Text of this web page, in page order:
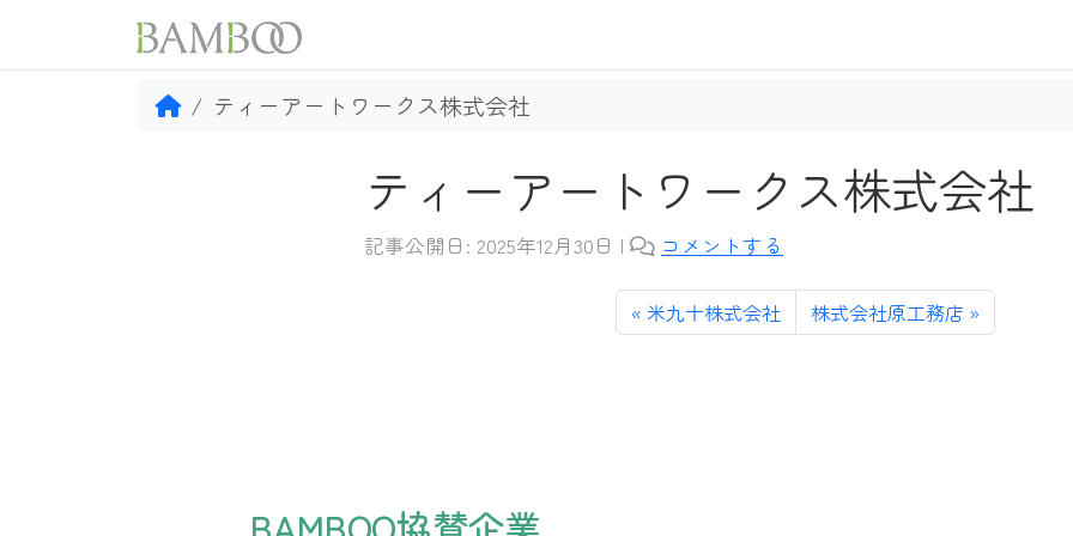
ティーアートワークス株式会社
ティーアートワークス株式会社
記事公開日: 2025年12月30日 | コメントする
米九十株式会社 株式会社原工務店